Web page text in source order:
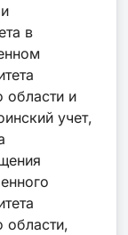
в
области и
учет,
области,